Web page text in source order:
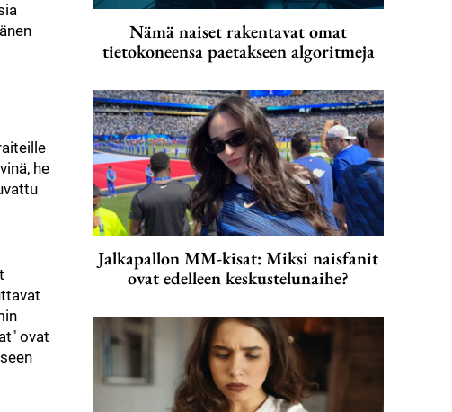
he
ovat
Nämä naiset rakentavat omat
tietokoneensa paetakseen algoritmeja
Jalkapallon MM-kisat: Miksi naisfanit
ovat edelleen keskustelunaihe?